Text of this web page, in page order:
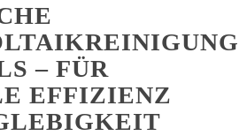
– FÜR
EFFIZIENZ